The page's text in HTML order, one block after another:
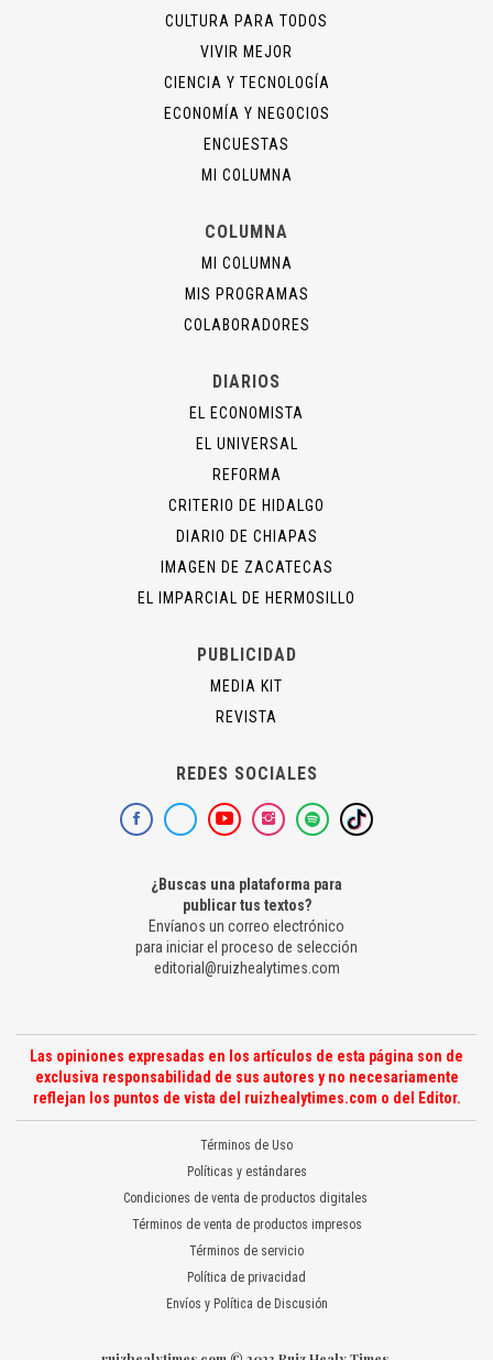
CULTURA PARA TODOS
VIVIR MEJOR
CIENCIA Y TECNOLOGÍA
ECONOMÍA Y NEGOCIOS
ENCUESTAS
MI COLUMNA
COLUMNA
MI COLUMNA
MIS PROGRAMAS
COLABORADORES
DIARIOS
EL ECONOMISTA
EL UNIVERSAL
REFORMA
CRITERIO DE HIDALGO
DIARIO DE CHIAPAS
IMAGEN DE ZACATECAS
EL IMPARCIAL DE HERMOSILLO
PUBLICIDAD
MEDIA KIT
REVISTA
REDES SOCIALES
¿Buscas una plataforma para
publicar tus textos?
Envíanos un correo electrónico
para iniciar el proceso de selección
editorial@ruizhealytimes.com
Las opiniones expresadas en los artículos de esta página son de
exclusiva responsabilidad de sus autores y no necesariamente
reflejan los puntos de vista del ruizhealytimes.com o del Editor.
Términos de Uso
Políticas y estándares
Condiciones de venta de productos digitales
Términos de venta de productos impresos
Términos de servicio
Política de privacidad
Envíos y Política de Discusión